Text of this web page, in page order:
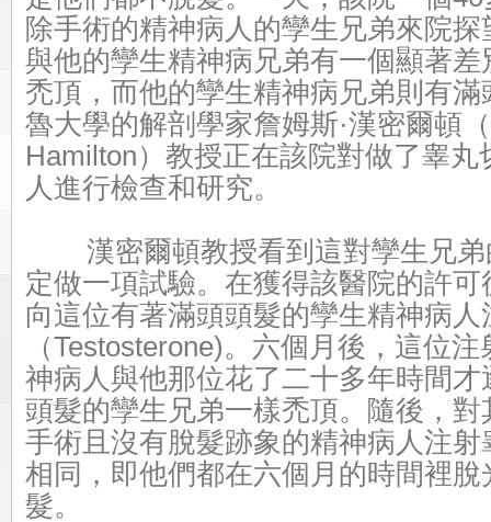
除手術的精神病人的孿生兄弟來院探
與他的孿生精神病兄弟有一個顯著
禿頂，而他的孿生精神病兄弟則有滿
魯大學的解剖學家詹姆斯·漢密爾頓
Hamilton）教授正在該院對做了睾丸
人進行檢查和研究。
漢密爾頓教授看到這對孿生兄
定做一項試驗。 在獲得該醫院的許
向這位有著滿頭頭髮的孿生精神病人
（Testosterone)。 六個月後，這位
神病人與他那位花了二十多年時間
頭髮的孿生兄弟一樣禿頂。
隨後，
手術且沒有脫髮跡象的精神病人注
相同，即他們都在六個月的時間裡
髮。